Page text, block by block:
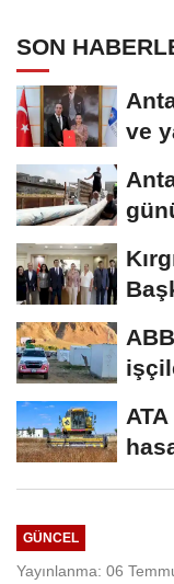
SON
ve
GÜNCEL
Yayınlanma: 06